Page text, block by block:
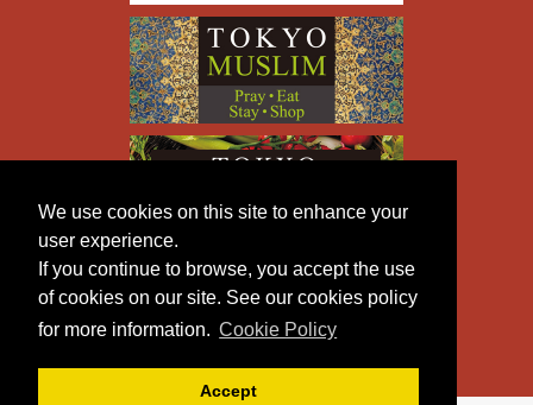
We use cookies on this site to enhance your
user experience.
If you continue to browse, you accept the use
of cookies on our site. See our cookies policy
for more information. Cookie Policy
Accept